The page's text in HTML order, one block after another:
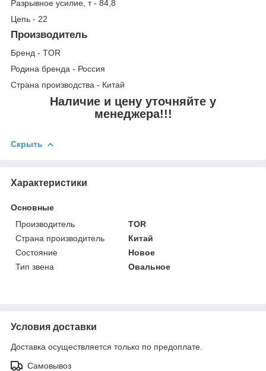
Разрывное усилие, т - 84,8
Цепь - 22
Производитель
Бренд - TOR
Родина бренда - Россия
Страна производства - Китай
Наличие и цену уточняйте у
менеджера!!!
Скрыть
Характеристики
Основные
Производитель
TOR
Страна производитель
Китай
Состояние
Новое
Тип звена
Овальное
Условия доставки
Доставка осуществляется только по предоплате.
Самовывоз